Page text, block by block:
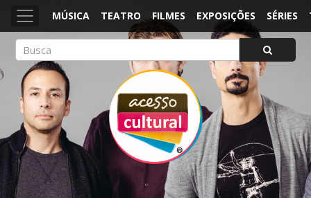
MÚSICA TEATRO FILMES EXPOSIÇÕES SÉRIES
ACESSO CULTURAL
Arte, Cultura Pop e Entretenimento